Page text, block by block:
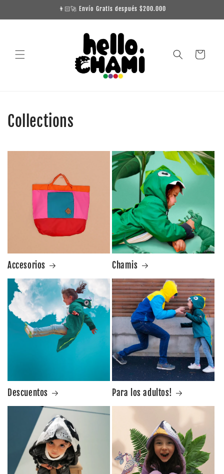
al contenido
👨🏻‍🚀 Envío Gratis después $200.000
Carrito
Collections
Accesorios Chamis
Descuentos Para los adultos!